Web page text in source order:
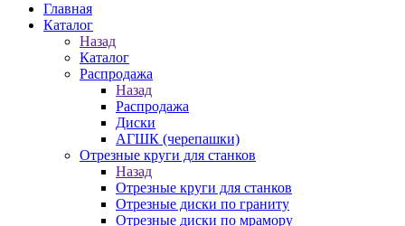
Главная
Каталог
Назад
Каталог
Распродажа
Назад
Распродажа
Диски
АГШК (черепашки)
Отрезные круги для станков
Назад
Отрезные круги для станков
Отрезные диски по граниту
Отрезные диски по мрамору